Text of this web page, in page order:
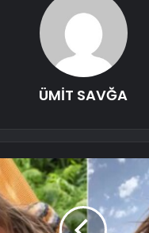
ÜMİT SAVĞA